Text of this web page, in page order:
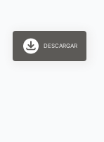
DESCARGAR